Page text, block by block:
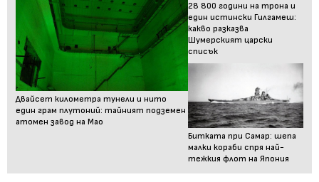
Двайсет километра тунели и нито
един грам плутоний: тайният подземен
атомен завод на Мао
28 800 години на трона и
един истински Гилгамеш:
какво разказва
Шумерският царски
списък
Битката при Самар: шепа
малки кораби спря най-
тежкия флот на Япония